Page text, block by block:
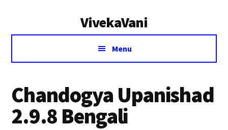
VivekaVani
Voice
Vivekananda
Menu
Chandogya Upanishad
2.9.8 Bengali